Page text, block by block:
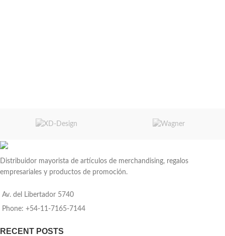
Distribuidor mayorista de artículos de merchandising, regalos
empresariales y productos de promoción.
Av. del Libertador 5740
Phone: +54-11-7165-7144
RECENT POSTS